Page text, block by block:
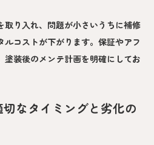
取り入れ、問題が小さいうちに補修
ルコストが下がります。保証やアフ
塗装後のメンテ計画を明確にしてお
なタイミングと劣化の